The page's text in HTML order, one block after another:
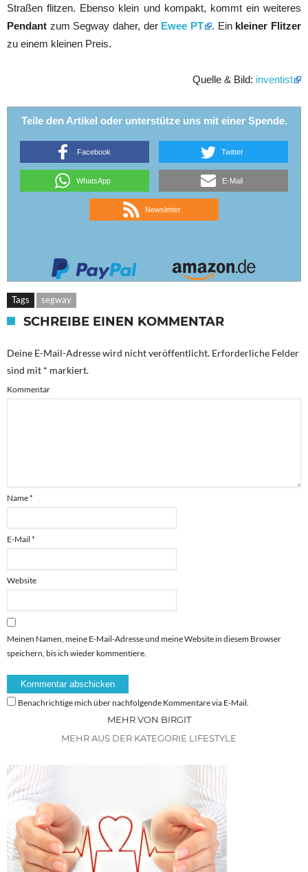
Straßen flitzen. Ebenso klein und kompakt, kommt ein weiteres
Pendant zum Segway daher, der Ewee PT . Ein kleiner Flitzer
zu einem kleinen Preis.
Quelle & Bild: inventist
Teile den Artikel oder unterstütze uns mit einer Spende.
Facebook Twitter
WhatsApp E-Mail
Newsletter
Tags segway
SCHREIBE EINEN KOMMENTAR
Deine E-Mail-Adresse wird nicht veröffentlicht. Erforderliche Felder
sind mit * markiert.
Kommentar
Name*
E-Mail *
Website
Meinen Namen, meine E-Mail-Adresse und meine Website in diesem Browser
speichern, bis ich wieder kommentiere.
Benachrichtige mich über nachfolgende Kommentare via E-Mail.
MEHR VON BIRGIT
MEHR AUS DER KATEGORIE LIFESTYLE